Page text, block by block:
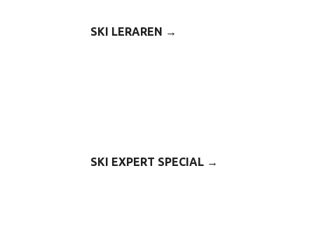
SKI LERAREN →
SKI EXPERT SPECIAL →